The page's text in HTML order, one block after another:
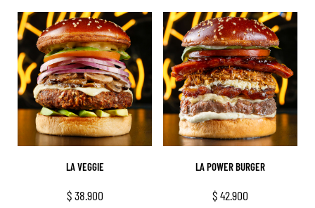
LA VEGGIE
$38.900
LA POWER BURGER
$42.900